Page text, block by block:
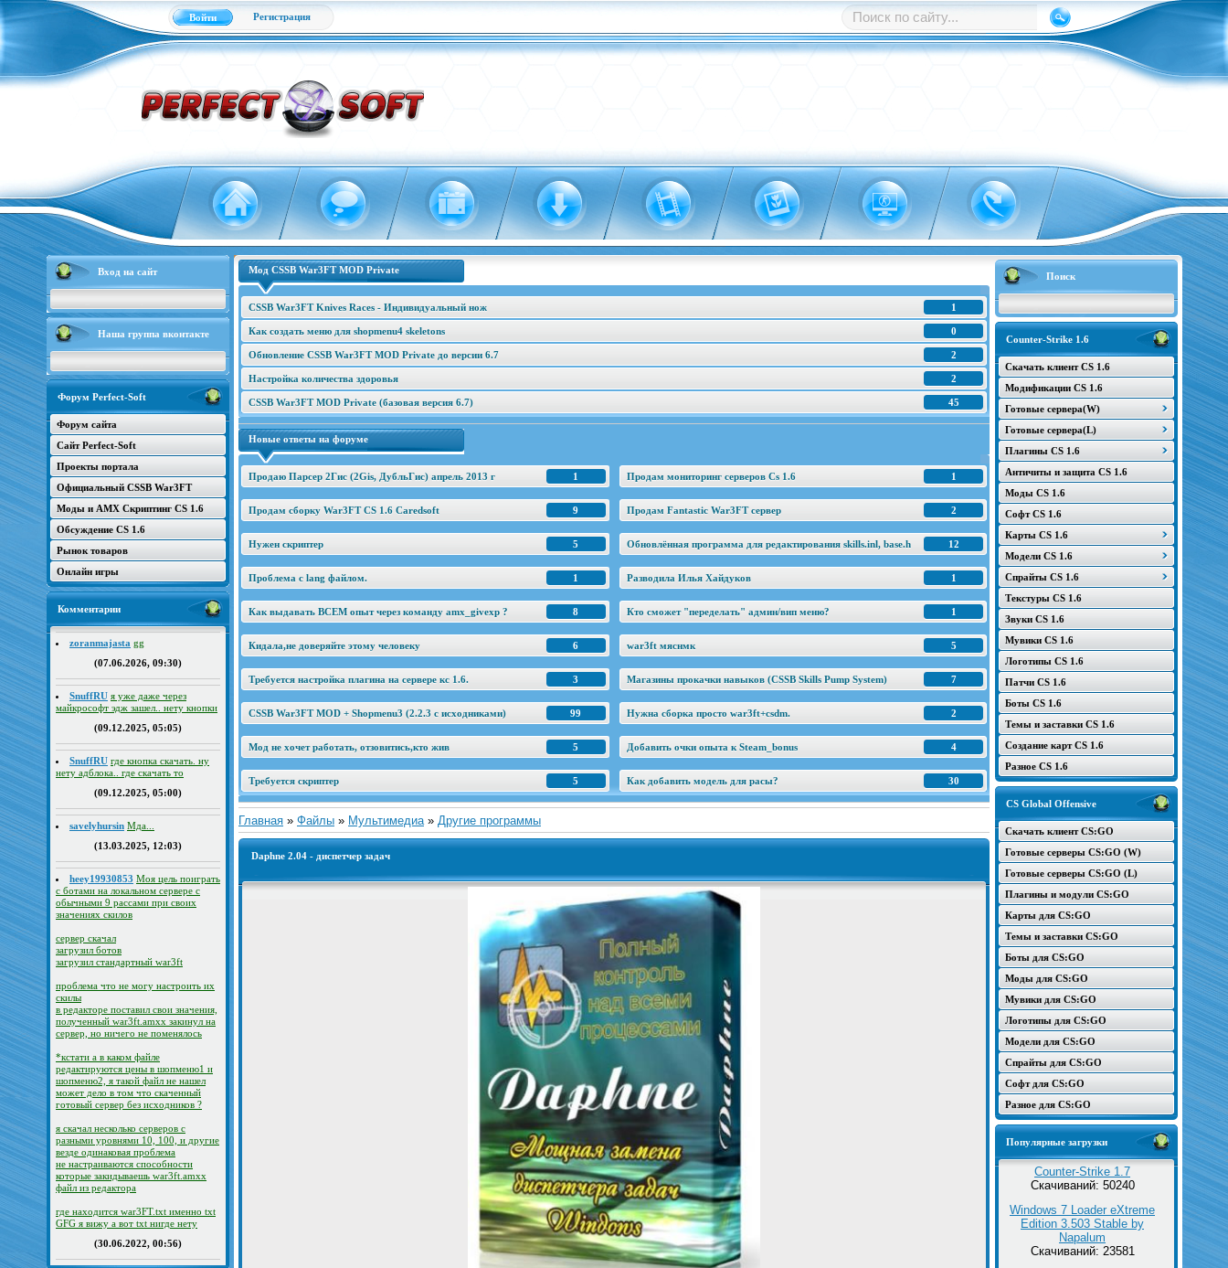
Войти Регистрация
Вход на сайт
Наша группа вконтакте
Форум Perfect-Soft
Форум сайта
Сайт Perfect-Soft
Проекты портала
Официальный CSSB War3FT
Моды и AMX Скриптинг CS 1.6
Обсуждение CS 1.6
Рынок товаров
Онлайн игры
Комментарии
zoranmajasta gg
(07.06.2026, 09:30)
SnuffRU я уже даже через
майкрософт эдж зашел.. нету кнопки
(09.12.2025, 05:05)
SnuffRU где кнопка скачать. ну
нету адблока.. где скачать то
(09.12.2025, 05:00)
savelyhursin Мда...
(13.03.2025, 12:03)
heey19930853 Моя цель поиграть
с ботами на локальном сервере с
обычными 9 рассами при своих
значениях скилов
сервер скачал
загрузил ботов
загрузил стандартный war3ft
проблема что не могу настроить их
скилы
в редакторе поставил свои значения,
полученный war3ft.amxx закинул на
сервер, но ничего не поменялось
*кстати а в каком файле
редактируются цены в шопменю1 и
шопменю2, я такой файл не нашел
может дело в том что скаченный
готовый сервер без исходников ?
я скачал несколько серверов с
разными уровнями 10, 100, и другие
везде одинаковая проблема
не настраиваются способности
которые закидываешь war3ft.amxx
файл из редактора
где находится war3FT.txt именно txt
GFG я вижу а вот txt нигде нету
(30.06.2022, 00:56)
Поиск
Counter-Strike 1.6
Скачать клиент CS 1.6
Модификации CS 1.6
Готовые сервера(W)
Готовые сервера(L)
Плагины CS 1.6
Античиты и защита CS 1.6
Моды CS 1.6
Софт CS 1.6
Карты CS 1.6
Модели CS 1.6
Спрайты CS 1.6
Текстуры CS 1.6
Звуки CS 1.6
Мувики CS 1.6
Логотипы CS 1.6
Патчи CS 1.6
Боты CS 1.6
Темы и заставки CS 1.6
Создание карт CS 1.6
Разное CS 1.6
CS Global Offensive
Скачать клиент CS:GO
Готовые серверы CS:GO (W)
Готовые серверы CS:GO (L)
Плагины и модули CS:GO
Карты для CS:GO
Темы и заставки CS:GO
Боты для CS:GO
Моды для CS:GO
Мувики для CS:GO
Логотипы для CS:GO
Модели для CS:GO
Спрайты для CS:GO
Софт для CS:GO
Разное для CS:GO
Популярные загрузки
Counter-Strike 1.7
Скачиваний: 50240
Windows 7 Loader eXtreme
Edition 3.503 Stable by
Napalum
Скачиваний: 23581
Мод CSSB War3FT MOD Private
1
CSSB War3FT Knives Races - Индивидуальный нож
0
Как создать меню для shopmenu4 skeletons
2
Обновление CSSB War3FT MOD Private до версии 6.7
2
Настройка количества здоровья
45
CSSB War3FT MOD Private (базовая версия 6.7)
Новые ответы на форуме
1
Продаю Парсер 2Гис (2Gis, ДубльГис) апрель 2013 г 1
Продам мониторинг серверов Cs 1.6
9
Продам сборку War3FT CS 1.6 Caredsoft 2
Продам Fantastic War3FT сервер
5
Нужен скриптер 12
Обновлённая программа для редактирования skills.inl, base.h
1
Проблема с lang файлом. 1
Разводила Илья Хайдуков
8
Как выдавать ВСЕМ опыт через команду amx_givexp ? 1
Кто сможет "переделать" админ/вип меню?
6
Кидала,не доверяйте этому человеку 5
war3ft мяснмк
3
Требуется настройка плагина на сервере кс 1.6. 7
Магазины прокачки навыков (CSSB Skills Pump System)
99
CSSB War3FT MOD + Shopmenu3 (2.2.3 c исходниками) 2
Нужна сборка просто war3ft+csdm.
5
Мод не хочет работать, отзовитись,кто жив 4
Добавить очки опыта к Steam_bonus
5
Требуется скриптер 30
Как добавить модель для расы?
Главная » Файлы » Мультимедиа » Другие программы
Daphne 2.04 - диспетчер задач